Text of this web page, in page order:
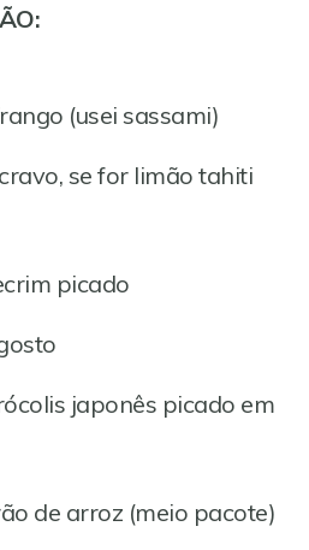
(usei sassami)
se for limão tahiti
picado
japonês picado em
de arroz (meio pacote)